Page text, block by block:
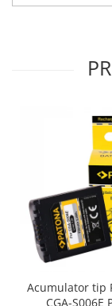
Acumulator tip
CGA-S006E